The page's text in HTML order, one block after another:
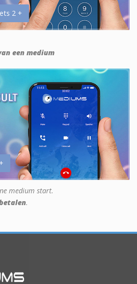
2 +
een medium
medium start.
.